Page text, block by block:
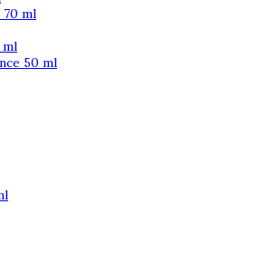
70 ml
ml
50 ml